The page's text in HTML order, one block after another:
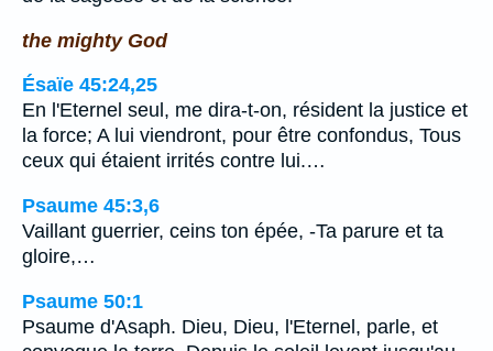
the mighty God
Ésaïe 45:24,25
En l'Eternel seul, me dira-t-on, résident la justice et
la force; A lui viendront, pour être confondus, Tous
ceux qui étaient irrités contre lui.…
Psaume 45:3,6
Vaillant guerrier, ceins ton épée, -Ta parure et ta
gloire,…
Psaume 50:1
Psaume d'Asaph. Dieu, Dieu, l'Eternel, parle, et